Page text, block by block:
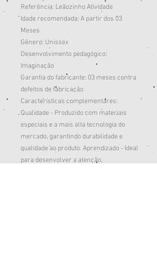
Referência: Leãozinho Atividade
Idade recomendada: A partir dos 03
Meses
Gênero: Unissex
Desenvolvimento pedagógico:
Imaginação
Garantia do fabricante: 03 meses contra
defeitos de fabricação
Características complementares:
Qualidade - Produzido com materiais
especiais e a mais alta tecnologia do
mercado, garantindo durabilidade e
qualidade ao produto. Aprendizado - Ideal
para desenvolver a atenção,